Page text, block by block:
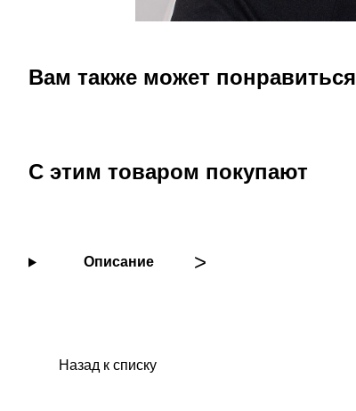
Вам также может понравиться
С этим товаром покупают
Описание
Назад к списку